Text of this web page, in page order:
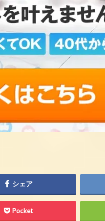
シェア
Pocket